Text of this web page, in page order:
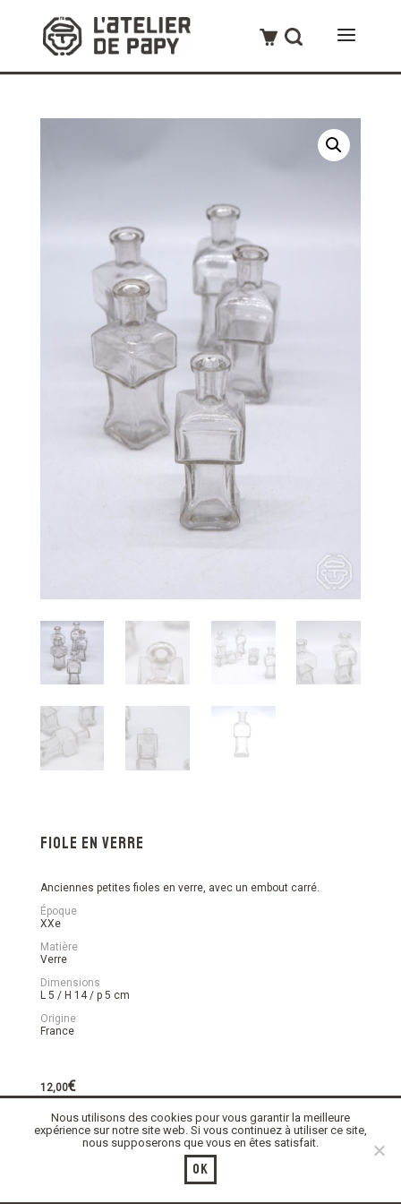
Fiole en verre
Anciennes petites fioles en verre, avec un embout carré.
Époque
XXe
Matière
Verre
Dimensions
L 5 / H 14 / p 5 cm
Origine
France
12,00€
En stock
Ajouter au panier
Nous utilisons des cookies pour vous garantir la meilleure
expérience sur notre site web. Si vous continuez à utiliser ce site,
nous supposerons que vous en êtes satisfait.
Ok